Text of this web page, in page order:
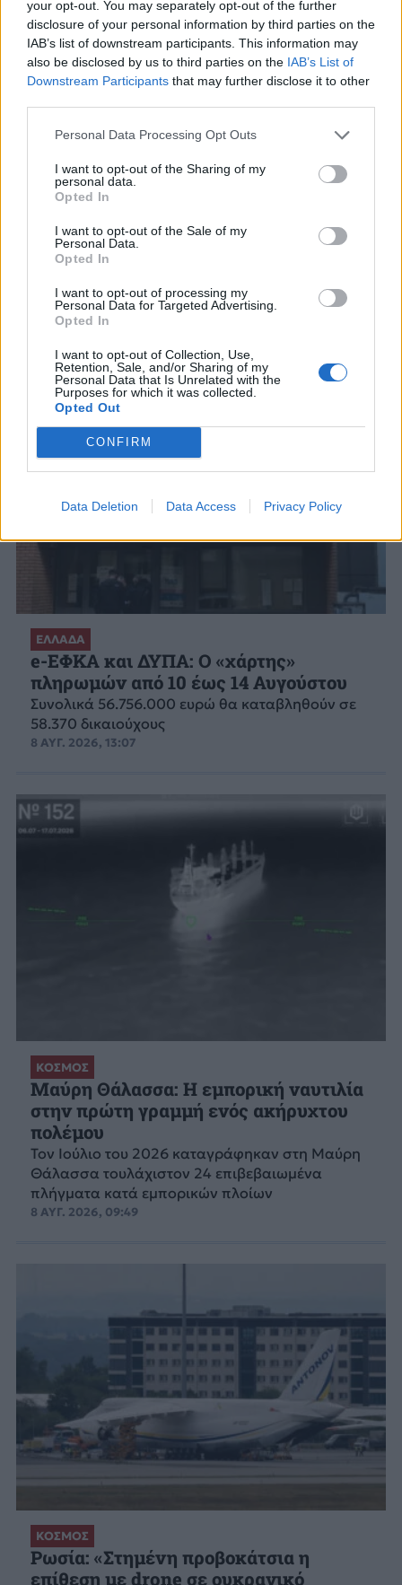
your opt-out. You may separately opt-out of the further
disclosure of your personal information by third parties on the
IAB’s list of downstream participants. This information may
also be disclosed by us to third parties on the IAB’s List of
Downstream Participants that may further disclose it to other
Personal Data Processing Opt Outs
I want to opt-out of the Sharing of my
personal data.
Opted In
I want to opt-out of the Sale of my
Personal Data.
Opted In
I want to opt-out of processing my
Personal Data for Targeted Advertising.
Opted In
I want to opt-out of Collection, Use,
Retention, Sale, and/or Sharing of my
Personal Data that Is Unrelated with the
Purposes for which it was collected.
Opted Out
CONFIRM
Data Deletion Data Access Privacy Policy
ΔΙΑΦΗΜΙΣΗ
ΣΧΕΤΙΚΑ ΑΡΘΡΑ
ΕΛΛΑΔΑ
e-ΕΦΚΑ και ΔΥΠΑ: Ο «χάρτης»
πληρωμών από 10 έως 14 Αυγούστου
Συνολικά 56.756.000 ευρώ θα καταβληθούν σε
58.370 δικαιούχους
8 ΑΥΓ. 2026, 13:07
ΚΟΣΜΟΣ
Μαύρη Θάλασσα: Η εμπορική ναυτιλία
στην πρώτη γραμμή ενός ακήρυχτου
πολέμου
Τον Ιούλιο του 2026 καταγράφηκαν στη Μαύρη
Θάλασσα τουλάχιστον 24 επιβεβαιωμένα
πλήγματα κατά εμπορικών πλοίων
8 ΑΥΓ. 2026, 09:49
ΚΟΣΜΟΣ
Ρωσία: «Στημένη προβοκάτσια η
επίθεση με drone σε ουκρανικό